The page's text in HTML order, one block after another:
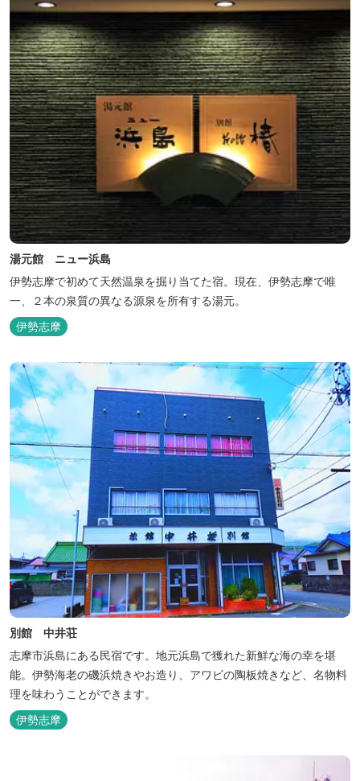
湯元館 ニュー浜島
伊勢志摩で初めて天然温泉を掘り当てた宿。現在、伊勢志摩で唯
一、２本の泉質の異なる源泉を所有する湯元。
伊勢志摩
別館 中井荘
志摩市浜島にある民宿です。地元浜島で獲れた新鮮な海の幸を堪
能。伊勢海老の磯浜焼きやお造り、アワビの陶板焼きなど、名物料
理を味わうことができます。
伊勢志摩